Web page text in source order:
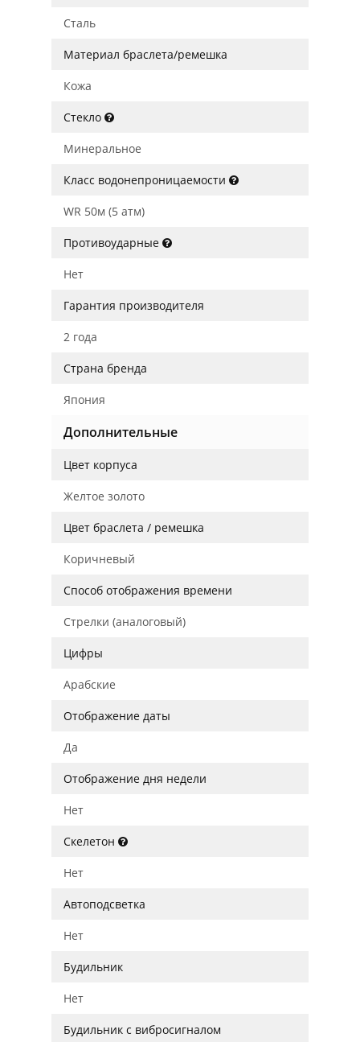
Сталь
Материал браслета/ремешка
Кожа
Стекло
Минеральное
Класс водонепроницаемости
WR 50м (5 атм)
Противоударные
Нет
Гарантия производителя
2 года
Страна бренда
Япония
Дополнительные
Цвет корпуса
Желтое золото
Цвет браслета / ремешка
Коричневый
Способ отображения времени
Стрелки (аналоговый)
Цифры
Арабские
Отображение даты
Да
Отображение дня недели
Нет
Скелетон
Нет
Автоподсветка
Нет
Будильник
Нет
Будильник с вибросигналом